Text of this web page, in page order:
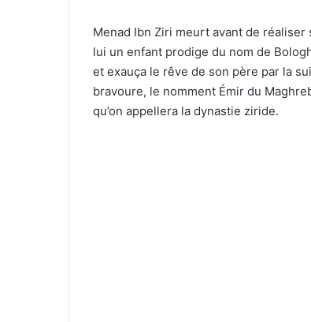
Menad Ibn Ziri meurt avant de
lui un enfant prodige du nom de
et exauça le rêve de son père par la
bravoure, le nomment Émir du
qu’on appellera la dynastie ziride.